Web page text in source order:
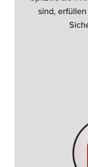
sind,